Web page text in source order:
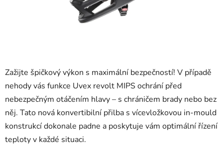
Zažijte špičkový výkon s maximální bezpečností! V případě
nehody vás funkce Uvex revolt MIPS ochrání před
nebezpečným otáčením hlavy – s chráničem brady nebo bez
něj. Tato nová konvertibilní přilba s vícevložkovou in-mould
konstrukcí dokonale padne a poskytuje vám optimální řízení
teploty v každé situaci.